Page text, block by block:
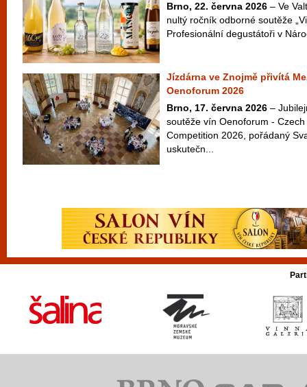
Brno, 22. června 2026 – Ve
nultý ročník odborné soutěže
Profesionální degustátoři v
Jízdárna ve Znojmě přivítá
Oenoforum 2026
Brno, 17. června 2026 –
soutěže vín Oenoforum -
Competition 2026, pořádaný
uskutečn...